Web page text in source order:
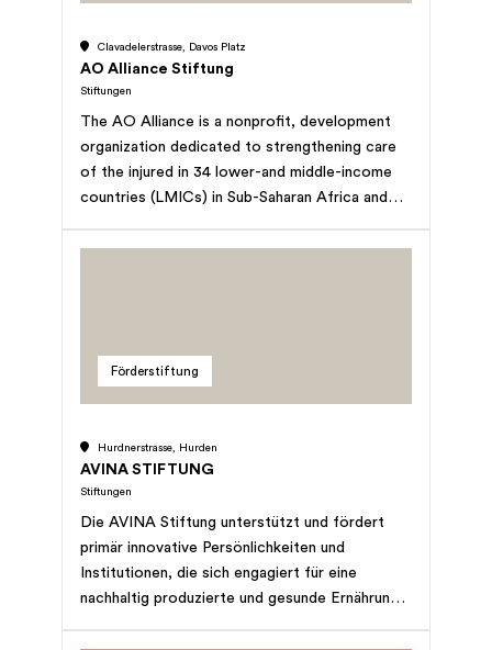
Clavadelerstrasse, Davos Platz
AO Alliance Stiftung
Stiftungen
The AO Alliance is a nonprofit, development
organization dedicated to strengthening care
of the injured in 34 lower-and middle-income
countries (LMICs) in Sub-Saharan Africa and
disability, and poverty by implementing
Förderstiftung
Hurdnerstrasse, Hurden
AVINA STIFTUNG
Stiftungen
Die AVINA Stiftung unterstützt und fördert
primär innovative Persönlichkeiten und
Institutionen, die sich engagiert für eine
nachhaltig produzierte und gesunde Ernährung